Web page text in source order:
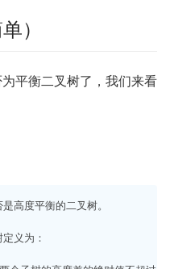
）
平衡二叉树了，我们来看
高度平衡的二叉树。
义为：